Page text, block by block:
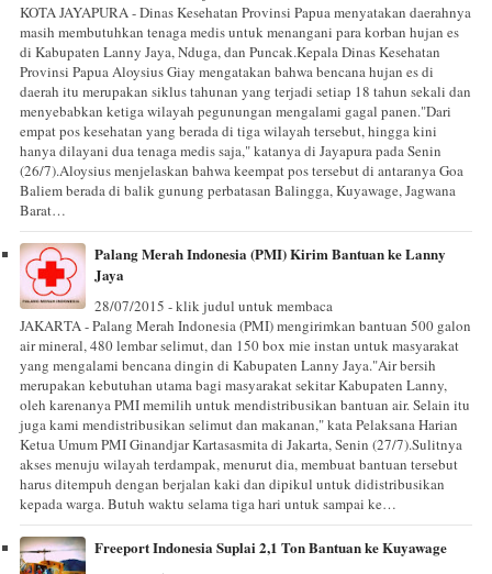
KOTA JAYAPURA - Dinas Kesehatan Provinsi Papua menyatakan daerahnya
masih membutuhkan tenaga medis untuk menangani para korban hujan es
di Kabupaten Lanny Jaya, Nduga, dan Puncak.Kepala Dinas Kesehatan
Provinsi Papua Aloysius Giay mengatakan bahwa bencana hujan es di
daerah itu merupakan siklus tahunan yang terjadi setiap 18 tahun sekali dan
menyebabkan ketiga wilayah pegunungan mengalami gagal panen."Dari
empat pos kesehatan yang berada di tiga wilayah tersebut, hingga kini
hanya dilayani dua tenaga medis saja," katanya di Jayapura pada Senin
(26/7).Aloysius menjelaskan bahwa keempat pos tersebut di antaranya Goa
Baliem berada di balik gunung perbatasan Balingga, Kuyawage, Jagwana
Barat…
Palang Merah Indonesia (PMI) Kirim Bantuan ke Lanny
Jaya
28/07/2015 - klik judul untuk membaca
JAKARTA - Palang Merah Indonesia (PMI) mengirimkan bantuan 500 galon
air mineral, 480 lembar selimut, dan 150 box mie instan untuk masyarakat
yang mengalami bencana dingin di Kabupaten Lanny Jaya."Air bersih
merupakan kebutuhan utama bagi masyarakat sekitar Kabupaten Lanny,
oleh karenanya PMI memilih untuk mendistribusikan bantuan air. Selain itu
juga kami mendistribusikan selimut dan makanan," kata Pelaksana Harian
Ketua Umum PMI Ginandjar Kartasasmita di Jakarta, Senin (27/7).Sulitnya
akses menuju wilayah terdampak, menurut dia, membuat bantuan tersebut
harus ditempuh dengan berjalan kaki dan dipikul untuk didistribusikan
kepada warga. Butuh waktu selama tiga hari untuk sampai ke…
Freeport Indonesia Suplai 2,1 Ton Bantuan ke Kuyawage